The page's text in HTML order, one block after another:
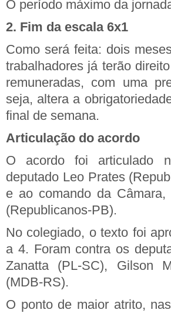
O período máximo da
2. Fim da escala 6x1
Como será feita: dois
trabalhadores já terão
remuneradas, com uma
seja, altera a
final de semana.
Articulação do acordo
O acordo foi articulado
deputado Leo Prates
e ao comando da
(Republicanos-PB).
No colegiado, o texto foi
a 4. Foram contra os
Zanatta (PL-SC), Gilson
(MDB-RS).
O ponto de maior atrito,